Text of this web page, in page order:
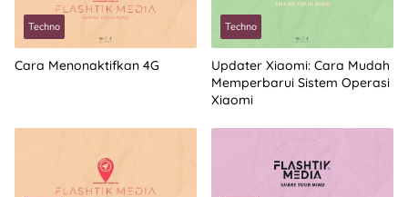
Techno
Cara Menonaktifkan 4G
Techno
Updater Xiaomi: Cara Mudah
Memperbarui Sistem Operasi
Xiaomi